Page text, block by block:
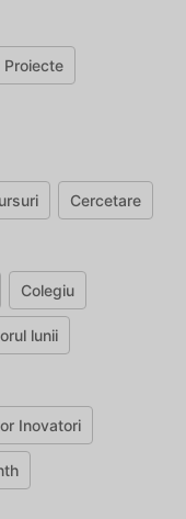
Proiecte
Cercetare
Colegiu
lunii
Inovatori